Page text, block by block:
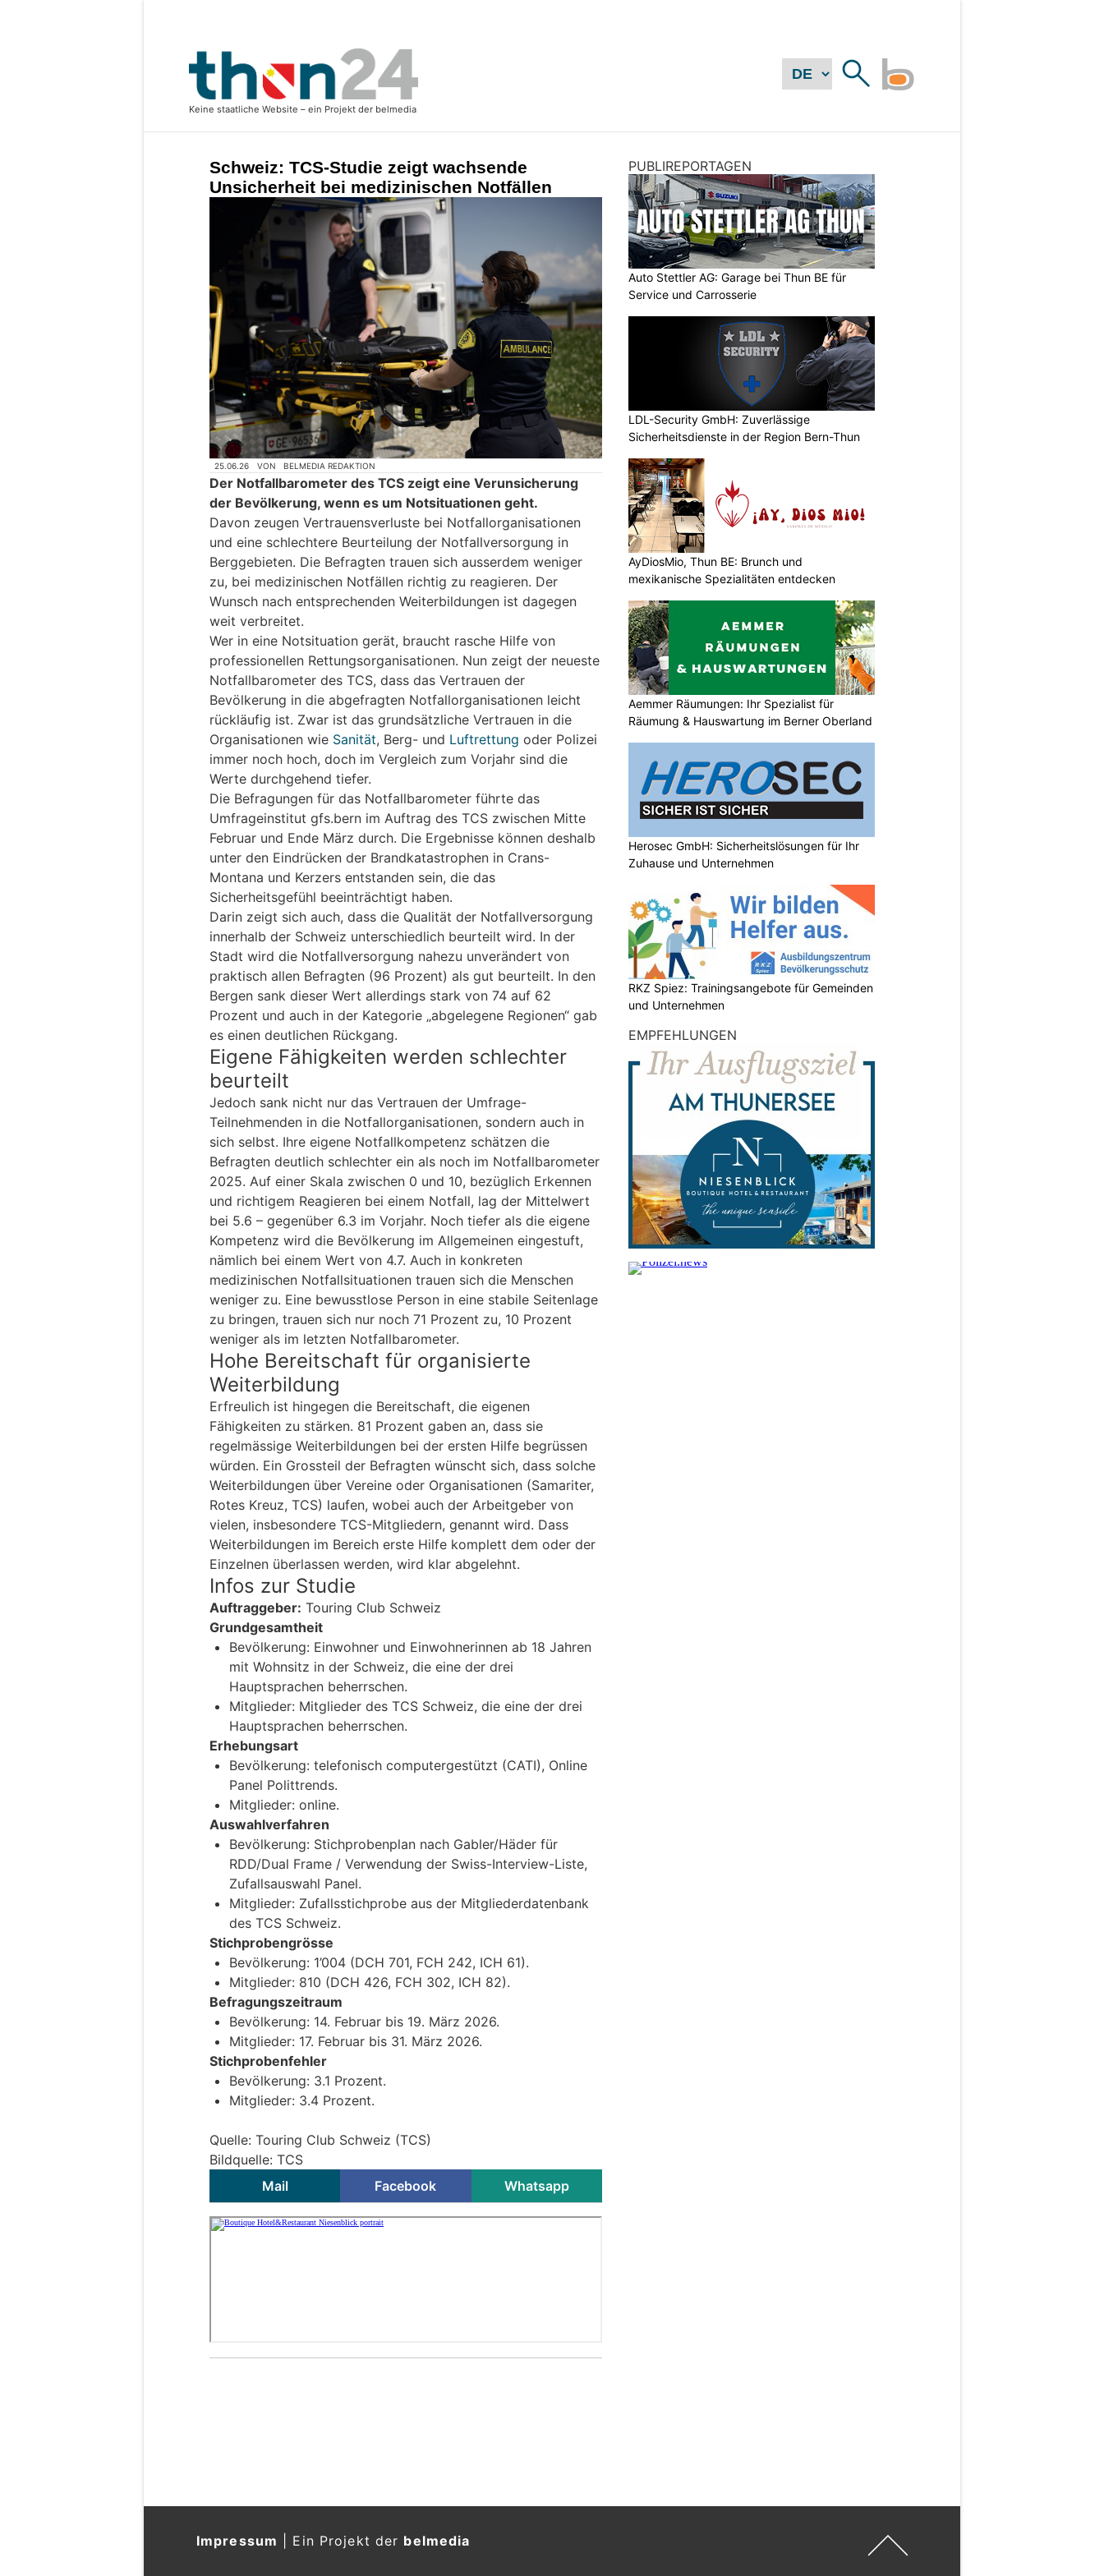
Schweiz: TCS-Studie zeigt wachsende
Unsicherheit bei medizinischen Notfällen
25.06.26 VON BELMEDIA REDAKTION
Der Notfallbarometer des TCS zeigt eine Verunsicherung
der Bevölkerung, wenn es um Notsituationen geht.
Davon zeugen Vertrauensverluste bei Notfallorganisationen
und eine schlechtere Beurteilung der Notfallversorgung in
Berggebieten. Die Befragten trauen sich ausserdem weniger
zu, bei medizinischen Notfällen richtig zu reagieren. Der
Wunsch nach entsprechenden Weiterbildungen ist dagegen
weit verbreitet.
Wer in eine Notsituation gerät, braucht rasche Hilfe von
professionellen Rettungsorganisationen. Nun zeigt der neueste
Notfallbarometer des TCS, dass das Vertrauen der
Bevölkerung in die abgefragten Notfallorganisationen leicht
rückläufig ist. Zwar ist das grundsätzliche Vertrauen in die
Organisationen wie Sanität, Berg- und Luftrettung oder Polizei
immer noch hoch, doch im Vergleich zum Vorjahr sind die
Werte durchgehend tiefer.
Die Befragungen für das Notfallbarometer führte das
Umfrageinstitut gfs.bern im Auftrag des TCS zwischen Mitte
Februar und Ende März durch. Die Ergebnisse können deshalb
unter den Eindrücken der Brandkatastrophen in Crans-
Montana und Kerzers entstanden sein, die das
Sicherheitsgefühl beeinträchtigt haben.
Darin zeigt sich auch, dass die Qualität der Notfallversorgung
innerhalb der Schweiz unterschiedlich beurteilt wird. In der
Stadt wird die Notfallversorgung nahezu unverändert von
praktisch allen Befragten (96 Prozent) als gut beurteilt. In den
Bergen sank dieser Wert allerdings stark von 74 auf 62
Prozent und auch in der Kategorie „abgelegene Regionen“ gab
es einen deutlichen Rückgang.
Eigene Fähigkeiten werden schlechter
beurteilt
Jedoch sank nicht nur das Vertrauen der Umfrage-
Teilnehmenden in die Notfallorganisationen, sondern auch in
sich selbst. Ihre eigene Notfallkompetenz schätzen die
Befragten deutlich schlechter ein als noch im Notfallbarometer
2025. Auf einer Skala zwischen 0 und 10, bezüglich Erkennen
und richtigem Reagieren bei einem Notfall, lag der Mittelwert
bei 5.6 – gegenüber 6.3 im Vorjahr. Noch tiefer als die eigene
Kompetenz wird die Bevölkerung im Allgemeinen eingestuft,
nämlich bei einem Wert von 4.7. Auch in konkreten
medizinischen Notfallsituationen trauen sich die Menschen
weniger zu. Eine bewusstlose Person in eine stabile Seitenlage
zu bringen, trauen sich nur noch 71 Prozent zu, 10 Prozent
weniger als im letzten Notfallbarometer.
Hohe Bereitschaft für organisierte
Weiterbildung
Erfreulich ist hingegen die Bereitschaft, die eigenen
Fähigkeiten zu stärken. 81 Prozent gaben an, dass sie
regelmässige Weiterbildungen bei der ersten Hilfe begrüssen
würden. Ein Grossteil der Befragten wünscht sich, dass solche
Weiterbildungen über Vereine oder Organisationen (Samariter,
Rotes Kreuz, TCS) laufen, wobei auch der Arbeitgeber von
vielen, insbesondere TCS-Mitgliedern, genannt wird. Dass
Weiterbildungen im Bereich erste Hilfe komplett dem oder der
Einzelnen überlassen werden, wird klar abgelehnt.
Infos zur Studie
Auftraggeber: Touring Club Schweiz
Grundgesamtheit
Bevölkerung: Einwohner und Einwohnerinnen ab 18 Jahren
mit Wohnsitz in der Schweiz, die eine der drei
Hauptsprachen beherrschen.
Mitglieder: Mitglieder des TCS Schweiz, die eine der drei
Hauptsprachen beherrschen.
Erhebungsart
Bevölkerung: telefonisch computergestützt (CATI), Online
Panel Polittrends.
Mitglieder: online.
Auswahlverfahren
Bevölkerung: Stichprobenplan nach Gabler/Häder für
RDD/Dual Frame / Verwendung der Swiss-Interview-Liste,
Zufallsauswahl Panel.
Mitglieder: Zufallsstichprobe aus der Mitgliederdatenbank
des TCS Schweiz.
Stichprobengrösse
Bevölkerung: 1’004 (DCH 701, FCH 242, ICH 61).
Mitglieder: 810 (DCH 426, FCH 302, ICH 82).
Befragungszeitraum
Bevölkerung: 14. Februar bis 19. März 2026.
Mitglieder: 17. Februar bis 31. März 2026.
Stichprobenfehler
Bevölkerung: 3.1 Prozent.
Mitglieder: 3.4 Prozent.
Quelle: Touring Club Schweiz (TCS)
Bildquelle: TCS
Mail
Facebook Whatsapp
PUBLIREPORTAGEN
Auto Stettler AG: Garage bei Thun BE für
Service und Carrosserie
LDL-Security GmbH: Zuverlässige
Sicherheitsdienste in der Region Bern-Thun
AyDiosMio, Thun BE: Brunch und
mexikanische Spezialitäten entdecken
Aemmer Räumungen: Ihr Spezialist für
Räumung & Hauswartung im Berner Oberland
Herosec GmbH: Sicherheitslösungen für Ihr
Zuhause und Unternehmen
RKZ Spiez: Trainingsangebote für Gemeinden
und Unternehmen
EMPFEHLUNGEN
Impressum Ein Projekt der belmedia